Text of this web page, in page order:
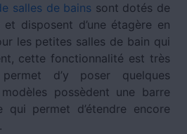
salles de bains sont dotés de
disposent d’une étagère en
les petites salles de bain qui
cette fonctionnalité est très
d’y poser quelques
possèdent une barre
permet d’étendre encore